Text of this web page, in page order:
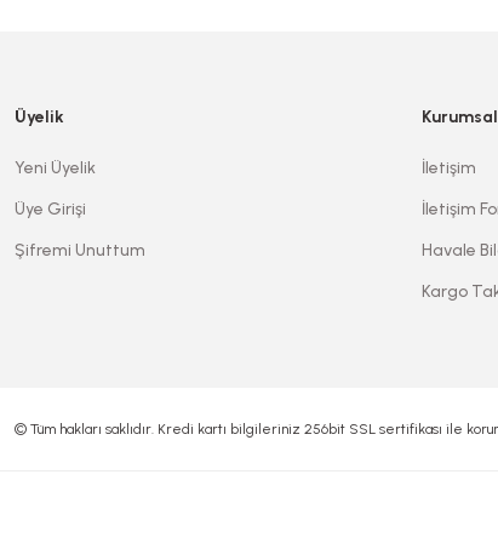
Üyelik
Yeni Üyelik
Üye Girişi
Şifremi Unuttum
Kurumsal
İletişim
İletişim
Havale
Kargo
© Tüm hakları saklıdır. Kredi kartı bilgileriniz 256bit SSL sertifikası ile